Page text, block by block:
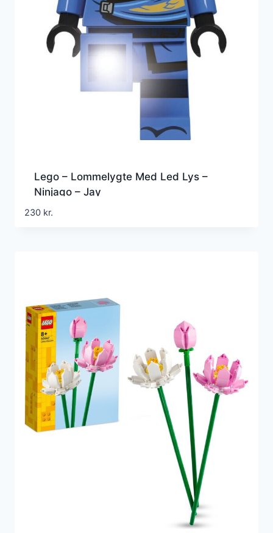
Lego – Lommelygte Med Led Lys –
Ninjago – Jay
230 kr.